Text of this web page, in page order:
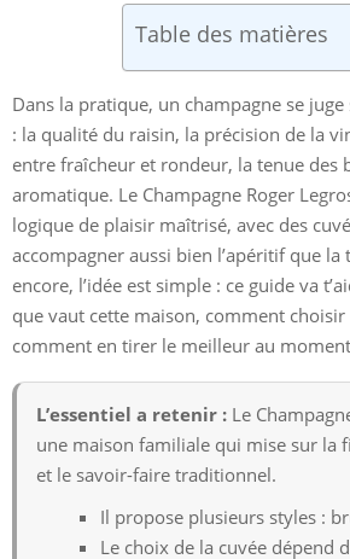
Table des matières
Dans la pratique, un champagne se
: la qualité du raisin, la précision de la
entre fraîcheur et rondeur, la tenue des
aromatique. Le Champagne Roger
logique de plaisir maîtrisé, avec des
accompagner aussi bien l’apéritif que la
encore, l’idée est simple : ce guide va
que vaut cette maison, comment
comment en tirer le meilleur au
L’essentiel a retenir : Le
une maison familiale qui mise sur la
et le savoir-faire traditionnel.
Il propose plusieurs styles :
Le choix de la cuvée dépend